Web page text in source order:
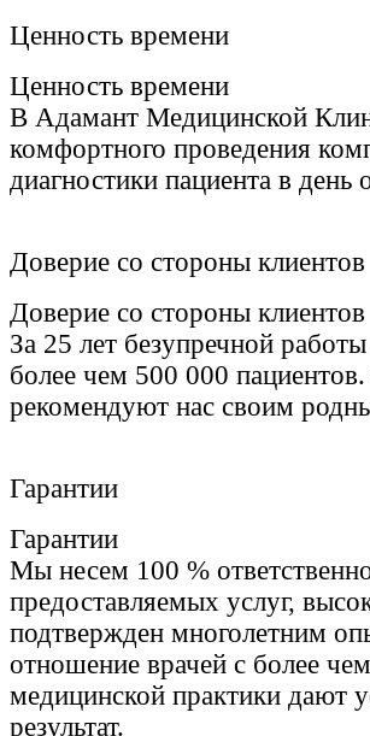
Ценность времени
Ценность времени
В Адамант Медицинской
комфортного проведения
диагностики пациента в день
Доверие со стороны клиентов
Доверие со стороны клиентов
За 25 лет безупречной
более чем 500 000
рекомендуют нас своим
Гарантии
Гарантии
Мы несем 100 %
предоставляемых услуг,
подтвержден многолетним
отношение врачей с более
медицинской практики дают
результат.